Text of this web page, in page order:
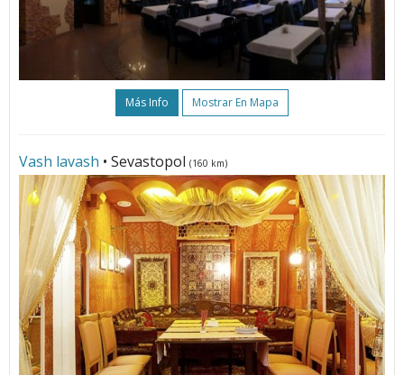
Más Info Mostrar En Mapa
Vash lavash • Sevastopol (160 km)